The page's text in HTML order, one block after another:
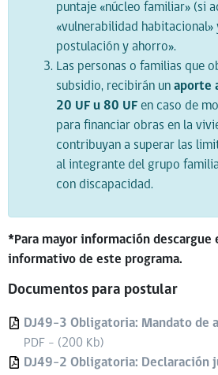
puntaje «núcleo familiar» (si
«vulnerabilidad habitacional»
postulación y ahorro».
Las personas o familias que
subsidio, recibirán un aporte
20 UF u 80 UF en caso de
para financiar obras en la
contribuyan a superar las
al integrante del grupo
con discapacidad.
*Para mayor información
informativo de este programa.
Documentos para postular
DJ49-3 Obligatoria: Mandato de
PDF - (200 Kb)
DJ49-2 Obligatoria: Declaración